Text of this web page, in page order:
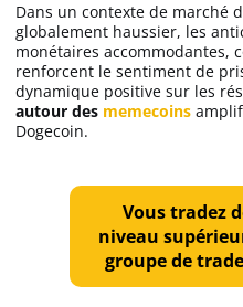
Dans un contexte de marché
globalement haussier, les
monétaires accommodantes,
renforcent le sentiment de
dynamique positive sur les
autour des memecoins
Dogecoin.
Vous tradez
niveau
groupe de